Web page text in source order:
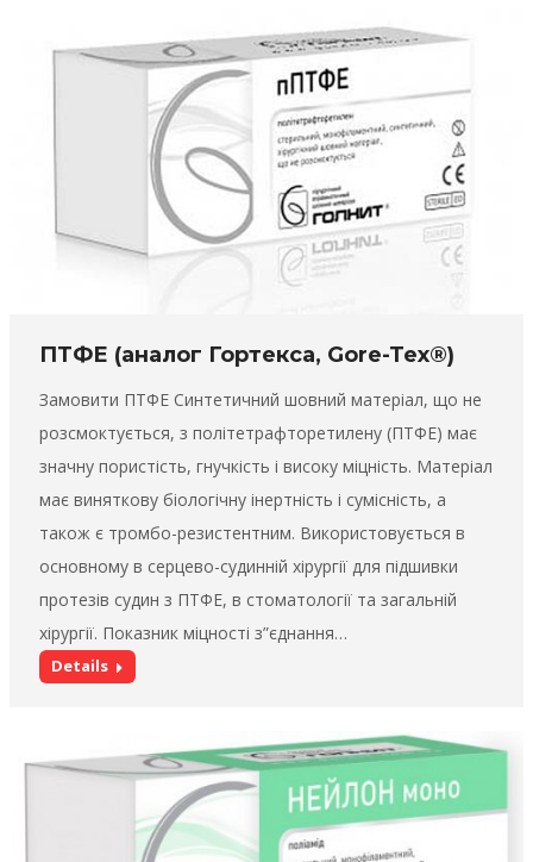
ПТФЕ (аналог Гортексa, Gore-Tex®)
Замовити ПТФЕ Синтетичний шовний матеріал, що не
розсмоктується, з політетрафторетилену (ПТФЕ) має
значну пористість, гнучкість і високу міцність. Матеріал
має виняткову біологічну інертність і сумісність, а
також є тромбо-резистентним. Використовується в
основному в серцево-судинній хірургії для підшивки
протезів судин з ПТФЕ, в стоматології та загальній
хірургії. Показник міцності з”єднання…
Details